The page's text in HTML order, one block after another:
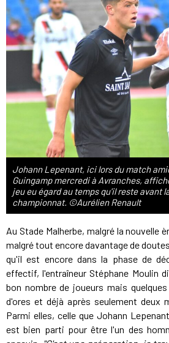
Johann Lepenant, ici lors du match
Guingamp mercredi à Avranches,
jeu eu égard au temps qu'il reste avant
championnat. ©Aurélien Renault
Au Stade Malherbe, malgré la nouvelle
malgré tout encore davantage de
qu'il est encore dans la phase de
effectif, l'entraîneur Stéphane Moulin
bon nombre de joueurs mais
d'ores et déjà après seulement deux
Parmi elles, celle que Johann
est bien parti pour être l'un des